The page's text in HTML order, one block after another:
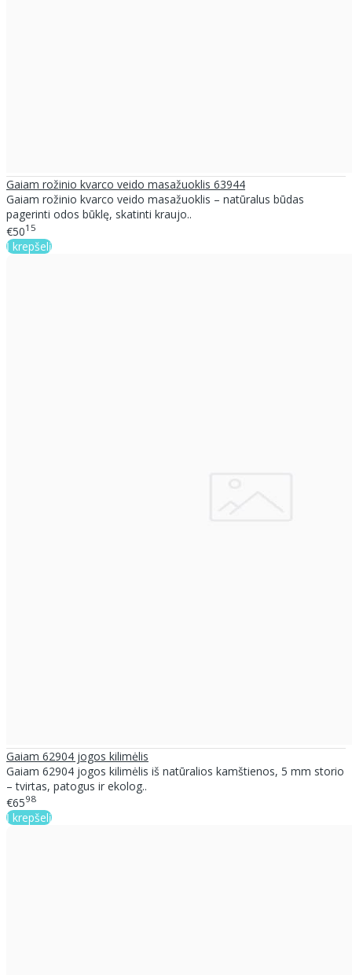
Gaiam rožinio kvarco veido masažuoklis 63944
Gaiam rožinio kvarco veido masažuoklis – natūralus būdas
pagerinti odos būklę, skatinti kraujo..
€5015
Į krepšelį
Gaiam 62904 jogos kilimėlis
Gaiam 62904 jogos kilimėlis iš natūralios kamštienos, 5 mm storio
– tvirtas, patogus ir ekolog..
€6598
Į krepšelį